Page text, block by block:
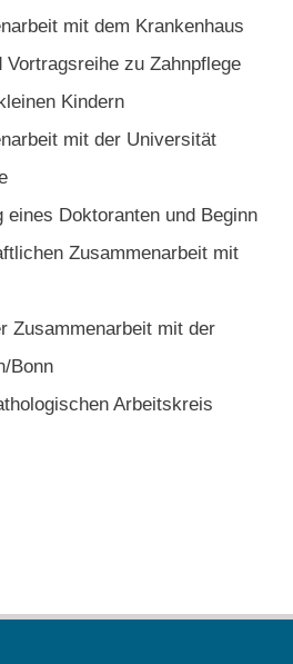
mit dem Krankenhaus
Vortragsreihe zu Zahnpflege
Kindern
mit der Universität
eines Doktoranten und Beginn
Zusammenarbeit mit
Zusammenarbeit mit der
Bonn
Arbeitskreis